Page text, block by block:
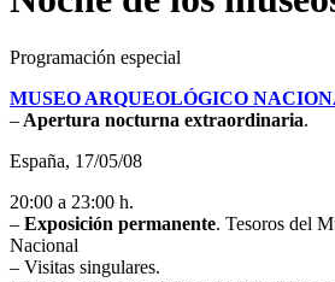
Programación especial
MUSEO ARQUEOLÓGICO
–Apertura nocturna extraordinaria.
España, 17/05/08
20:00 a 23:00 h.
– Exposición permanente. Tesoros del
Nacional
– Visitas singulares.